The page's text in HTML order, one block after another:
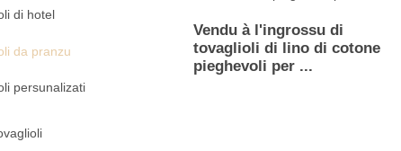
di hotel
da pranzu
persunalizati
Vendu à l'ingrossu di
tovaglioli di lino di cotone
pieghevoli per ...